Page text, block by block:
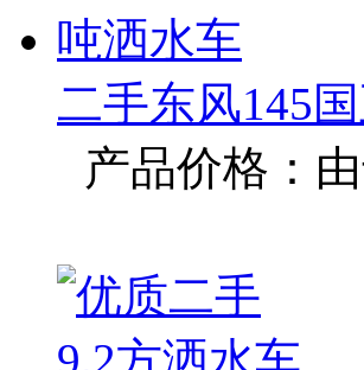
二手东风145
产品价格：